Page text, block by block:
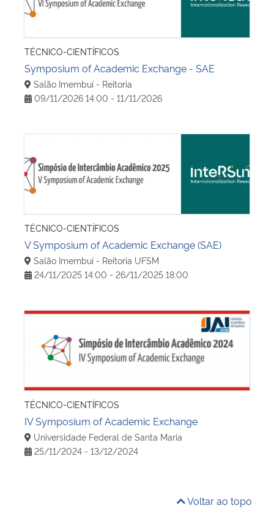
TÉCNICO-CIENTÍFICOS
Symposium of Academic Exchange - SAE
Salão Imembuí - Reitoria
09/11/2026 14:00 - 11/11/2026
TÉCNICO-CIENTÍFICOS
V Symposium of Academic Exchange (SAE)
Salão Imembuí - Reitoria UFSM
24/11/2025 14:00 - 26/11/2025 18:00
IV Symposium of Academic Exchange
TÉCNICO-CIENTÍFICOS
IV Symposium of Academic Exchange
Universidade Federal de Santa Maria
25/11/2024 - 13/12/2024
Voltar ao topo